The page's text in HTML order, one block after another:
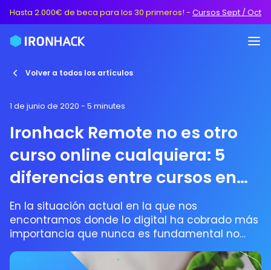
Hasta 2.000€ de beca para los 30 primeros! - Cursos Sept / Oct
Volver a todos los artículos
1 de junio de 2020 - 5 minutes
Ironhack Remote no es otro
curso online cualquiera: 5
diferencias entre cursos en
remoto y cursos online
tradicionales
En la situación actual en la que nos
encontramos donde lo digital ha cobrado más
importancia que nunca es fundamental no
perder el contacto humano, aunque sea
virtualmente.